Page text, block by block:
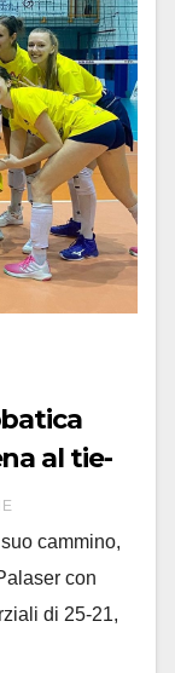
al tie-
cammino,
con
di 25-21,